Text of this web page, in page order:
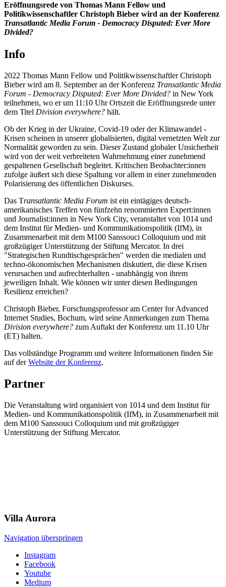
Eröffnungsrede von Thomas Mann Fellow und
Politikwissenschaftler Christoph Bieber wird an der Konferenz
Transatlantic Media Forum - Democracy Disputed: Ever More
Divided?
Info
2022 Thomas Mann Fellow und Politikwissenschaftler Christoph
Bieber wird am 8. September an der Konferenz Transatlantic Media
Forum - Democracy Disputed: Ever More Divided? in New York
teilnehmen, wo er um 11:10 Uhr Ortszeit die Eröffnungsrede unter
dem Titel Division everywhere? hält.
Ob der Krieg in der Ukraine, Covid-19 oder der Klimawandel -
Krisen scheinen in unserer globalisierten, digital vernetzten Welt zur
Normalität geworden zu sein. Dieser Zustand globaler Unsicherheit
wird von der weit verbreiteten Wahrnehmung einer zunehmend
gespaltenen Gesellschaft begleitet. Kritischen Beobachter:innen
zufolge äußert sich diese Spaltung vor allem in einer zunehmenden
Polarisierung des öffentlichen Diskurses.
Das Transatlantic Media Forum ist ein eintägiges deutsch-
amerikanisches Treffen von fünfzehn renommierten Expert:innen
und Journalist:innen in New York City, veranstaltet von 1014 und
dem Institut für Medien- und Kommunikationspolitik (IfM), in
Zusammenarbeit mit dem M100 Sanssouci Colloquium und mit
großzügiger Unterstützung der Stiftung Mercator. In drei
"Strategischen Rundtischgesprächen" werden die medialen und
techno-ökonomischen Mechanismen diskutiert, die diese Krisen
verursachen und aufrechterhalten - unabhängig von ihrem
jeweiligen Inhalt. Wie können wir unter diesen Bedingungen
Resilienz erreichen?
Christoph Bieber, Forschungsprofessor am Center for Advanced
Internet Studies, Bochum, wird seine Anmerkungen zum Thema
Division everywhere? zum Auftakt der Konferenz um 11.10 Uhr
(ET) halten.
Das vollständige Programm und weitere Informationen finden Sie
auf derWebsite der Konferenz.
Partner
Die Veranstaltung wird organisiert von 1014 und dem Institut für
Medien- und Kommunikationspolitik (IfM), in Zusammenarbeit mit
dem M100 Sanssouci Colloquium und mit großzügiger
Unterstützung der Stiftung Mercator.
Villa Aurora
Navigation überspringen
Instagram
Facebook
Youtube
Medium